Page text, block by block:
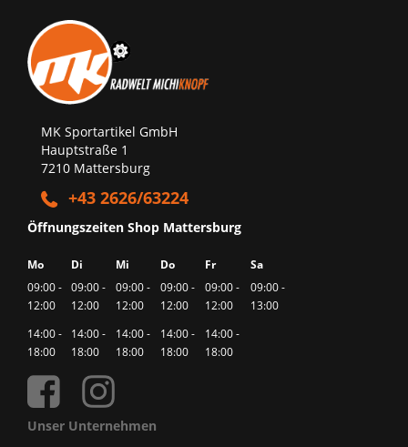
MK Sportartikel GmbH
Hauptstraße 1
7210 Mattersburg
+43 2626/63224
Öffnungszeiten Shop Mattersburg
Mo Di Mi Do Fr
Sa
09:00 -
12:00
09:00 -
12:00
09:00 -
12:00
09:00 -
12:00
09:00 -
12:00
09:00 -
13:00
14:00 -
18:00
14:00 -
18:00
14:00 -
18:00
14:00 -
18:00
14:00 -
18:00
Unser Unternehmen